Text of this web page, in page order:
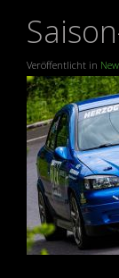
Veröffentlicht in